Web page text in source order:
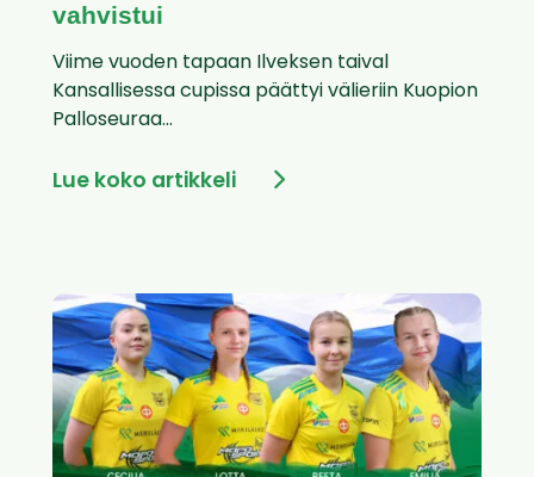
vahvistui
Viime vuoden tapaan Ilveksen taival
Kansallisessa cupissa päättyi välieriin Kuopion
Palloseuraa...
Lue koko artikkeli